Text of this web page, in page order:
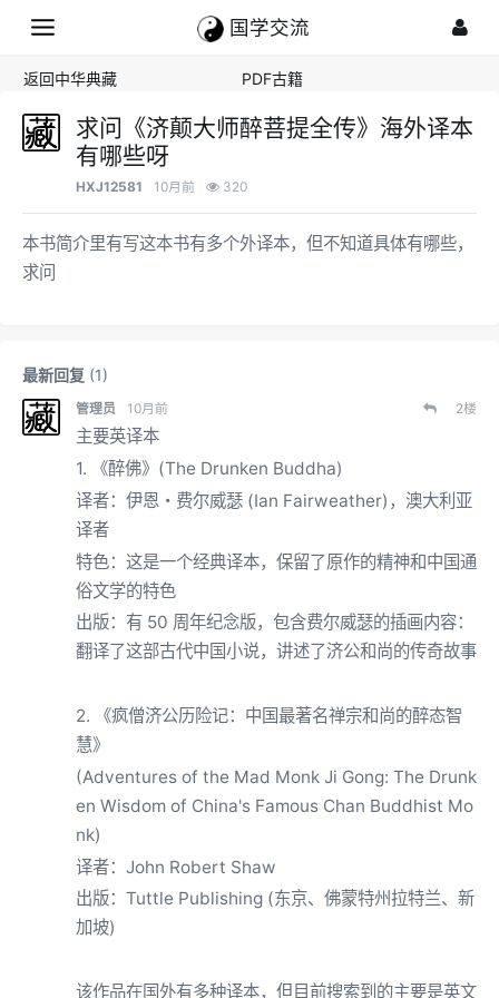
国学交流
返回中华典藏 PDF古籍
求问《济颠大师醉菩提全传》海外译本
有哪些呀
HXJ12581 10月前 320
本书简介里有写这本书有多个外译本，但不知道具体有哪些，
求问
最新回复 (1)
管理员 10月前 2楼
主要英译本
1. 《醉佛》(The Drunken Buddha)
译者：伊恩・费尔威瑟 (Ian Fairweather)，澳大利亚
译者
特色：这是一个经典译本，保留了原作的精神和中国通
俗文学的特色
出版：有 50 周年纪念版，包含费尔威瑟的插画内容：
翻译了这部古代中国小说，讲述了济公和尚的传奇故事
2. 《疯僧济公历险记：中国最著名禅宗和尚的醉态智
慧》
(Adventures of the Mad Monk Ji Gong: The Drunk
en Wisdom of China's Famous Chan Buddhist Mo
nk)
译者：John Robert Shaw
出版：Tuttle Publishing (东京、佛蒙特州拉特兰、新
加坡)
该作品在国外有多种译本，但目前搜索到的主要是英文